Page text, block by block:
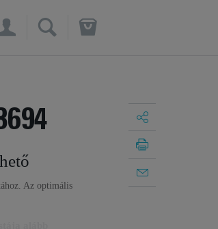
×
Az optimális